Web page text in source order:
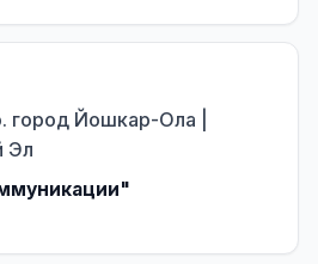
город Йошкар-Ола |
Эл